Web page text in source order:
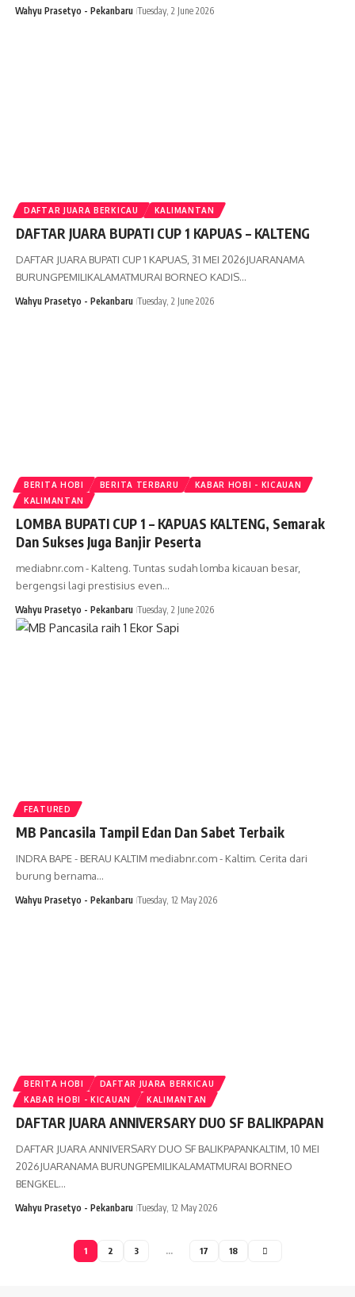
Wahyu Prasetyo - Pekanbaru Tuesday, 2 June 2026
DAFTAR JUARA BERKICAU KALIMANTAN
DAFTAR JUARA BUPATI CUP 1 KAPUAS – KALTENG
DAFTAR JUARA BUPATI CUP 1 KAPUAS, 31 MEI 2026JUARANAMA
BURUNGPEMILIKALAMATMURAI BORNEO KADIS…
Wahyu Prasetyo - Pekanbaru Tuesday, 2 June 2026
BERITA HOBI BERITA TERBARU
KABAR HOBI - KICAUAN
KALIMANTAN
LOMBA BUPATI CUP 1 – KAPUAS KALTENG, Semarak
Dan Sukses Juga Banjir Peserta
mediabnr.com - Kalteng. Tuntas sudah lomba kicauan besar,
bergengsi lagi prestisius even…
Wahyu Prasetyo - Pekanbaru Tuesday, 2 June 2026
FEATURED
MB Pancasila Tampil Edan Dan Sabet Terbaik
INDRA BAPE - BERAU KALTIM mediabnr.com - Kaltim. Cerita dari
burung bernama…
Wahyu Prasetyo - Pekanbaru Tuesday, 12 May 2026
BERITA HOBI
DAFTAR JUARA BERKICAU
KABAR HOBI - KICAUAN
KALIMANTAN
DAFTAR JUARA ANNIVERSARY DUO SF BALIKPAPAN
DAFTAR JUARA ANNIVERSARY DUO SF BALIKPAPANKALTIM, 10 MEI
2026JUARANAMA BURUNGPEMILIKALAMATMURAI BORNEO
BENGKEL…
Wahyu Prasetyo - Pekanbaru Tuesday, 12 May 2026
1 2 3 … 17 18